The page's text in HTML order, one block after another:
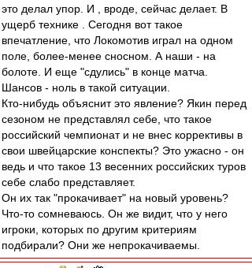
это делал упор. И , вроде, сейчас делает. В
ущерб технике . Сегодня вот такое
впечатление, что Локомотив играл на одном
поле, более-менее сносном. А наши - на
болоте. И еще "сдулись" в конце матча.
Шансов - ноль в такой ситуации.
Кто-нибудь объяснит это явление? Якин перед
сезоном не представлял себе, что такое
российский чемпионат и не внес коррективы в
свои швейцарские конспекты? Это ужасно - он
ведь и что такое 13 весенних российских туров
себе слабо представляет.
Он их так "прокачивает" на новый уровень?
Что-то сомневаюсь. Он же видит, что у него
игроки, которых по другим критериям
подбирали? Они же непрокачиваемы.